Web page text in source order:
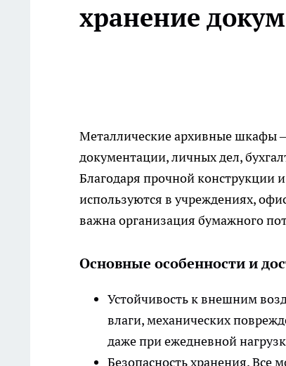
хранение
Металлические архивные шкафы
документации, личных дел,
Благодаря прочной
используются в учреждениях,
важна организация бумажного
Основные особенности и
Устойчивость к внешним
влаги, механических
даже при ежедневной
Безопасность хранения.